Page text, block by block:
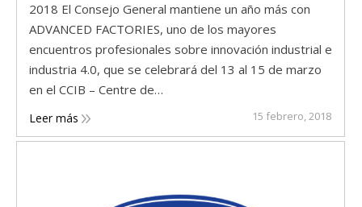
2018 El Consejo General mantiene un año más con
ADVANCED FACTORIES, uno de los mayores
encuentros profesionales sobre innovación industrial e
industria 4.0, que se celebrará del 13 al 15 de marzo
en el CCIB – Centre de…
Leer más 15 febrero, 2018